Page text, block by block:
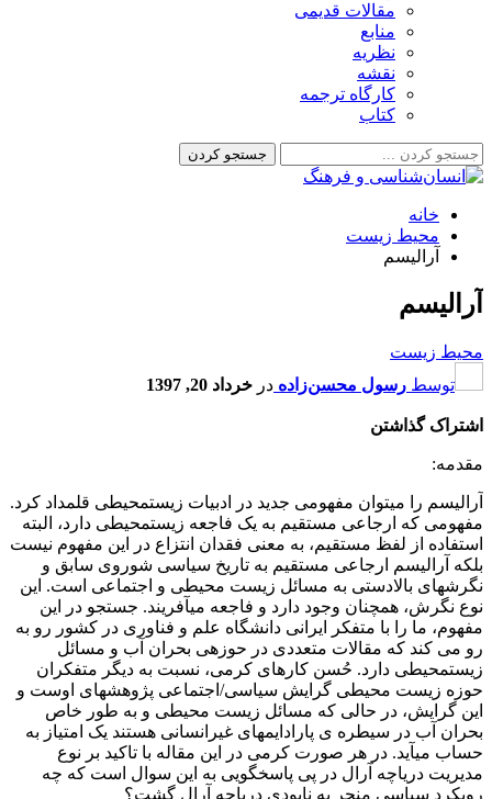
مقالات قدیمی
منابع
نظریه
نقشه
کارگاه ترجمه
کتاب
خانه
محیط زیست
آرالیسم
آرالیسم
محیط زیست
توسط رسول محسن‌زاده در خرداد 20, 1397
اشتراک گذاشتن
مقدمه:
آرالیسم را می‎توان مفهومی جدید در ادبیات زیست‎محیطی قلمداد کرد.
مفهومی که ارجاعی مستقیم به یک فاجعه زیست‎محیطی دارد، البته
استفاده از لفظ مستقیم، به معنی فقدان انتزاع در این مفهوم نیست
بلکه آرالیسم ارجاعی مستقیم به تاریخ سیاسی شوروی سابق و
نگرش‎های بالادستی به مسائل زیست محیطی و اجتماعی است. این
نوع نگرش، همچنان وجود دارد و فاجعه می‎آفریند. جستجو در این
مفهوم، ما را با متفکر ایرانی دانشگاه علم و فناوری در کشور رو به
رو می کند که مقالات متعددی در حوزه‎ی بحران آب و مسائل
زیست‎محیطی دارد. حُسن کارهای کرمی، نسبت به دیگر متفکران
حوزه زیست محیطی گرایش سیاسی/اجتماعی پژوهش‎های اوست و
این گرایش، در حالی که مسائل زیست محیطی و به طور خاص
بحران آب در سیطره ی پارادایم‎های غیرانسانی هستند یک امتیاز به
حساب می‎آید. در هر صورت کرمی در این مقاله با تاکید بر نوع
مدیریت دریاچه آرال در پی پاسخگویی به این سوال است که چه
رویکرد سیاسی منجر به نابودی دریاچه آرال گشت؟